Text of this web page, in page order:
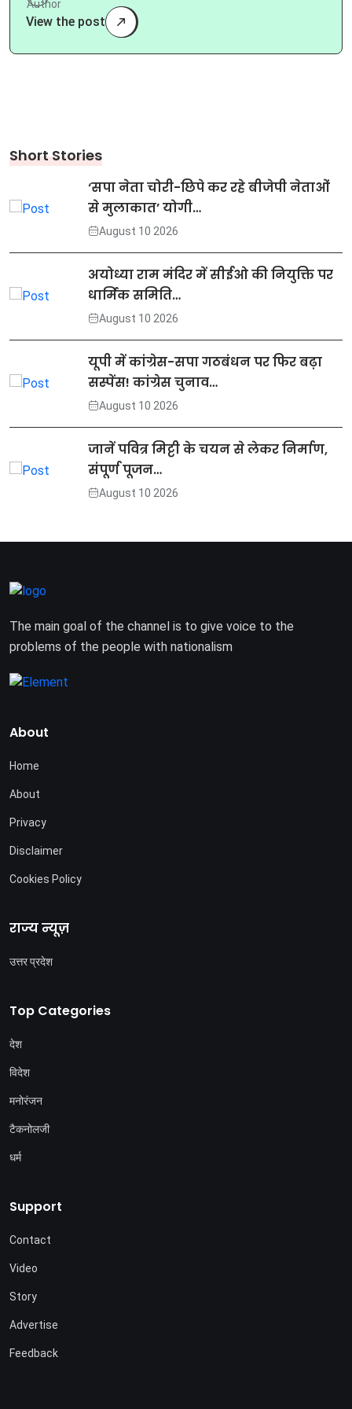
View the post
Short Stories
‘सपा नेता चोरी-छिपे कर रहे बीजेपी नेताओं
से मुलाकात’ योगी…
August 10 2026
अयोध्या राम मंदिर में सीईओ की नियुक्ति पर
धार्मिक समिति…
August 10 2026
यूपी में कांग्रेस-सपा गठबंधन पर फिर बढ़ा
सस्पेंस! कांग्रेस चुनाव…
August 10 2026
जानें पवित्र मिट्टी के चयन से लेकर निर्माण,
संपूर्ण पूजन…
August 10 2026
The main goal of the channel is to give voice to the
problems of the people with nationalism
About
Home
About
Privacy
Disclaimer
Cookies Policy
राज्य न्यूज़
उत्तर प्रदेश
Top Categories
देश
विदेश
मनोरंजन
टैकनोलजी
धर्म
Support
Contact
Video
Story
Advertise
Feedback